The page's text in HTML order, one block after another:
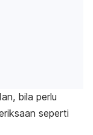
bila perlu
seperti